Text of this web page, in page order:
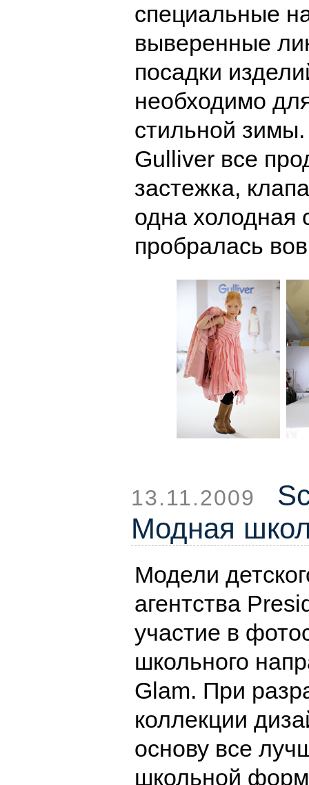
специальные
выверенные
посадки
необходимо
стильной
Gulliver все
застежка,
одна холодная
пробралась
13.11.2009
Модная
Модели
агентства
участие в
школьного
Glam. При
коллекции
основу все
школьной